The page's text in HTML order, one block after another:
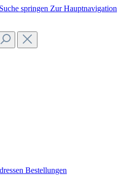
springen Zur Hauptnavigation
Bestellungen